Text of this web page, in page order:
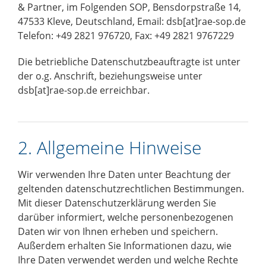
& Partner, im Folgenden SOP, Bensdorpstraße 14,
47533 Kleve, Deutschland, Email: dsb[at]rae-sop.de
Telefon: +49 2821 976720, Fax: +49 2821 9767229
Die betriebliche Datenschutzbeauftragte ist unter
der o.g. Anschrift, beziehungsweise unter
dsb[at]rae-sop.de erreichbar.
2. Allgemeine Hinweise
Wir verwenden Ihre Daten unter Beachtung der
geltenden datenschutzrechtlichen Bestimmungen.
Mit dieser Datenschutzerklärung werden Sie
darüber informiert, welche personenbezogenen
Daten wir von Ihnen erheben und speichern.
Außerdem erhalten Sie Informationen dazu, wie
Ihre Daten verwendet werden und welche Rechte